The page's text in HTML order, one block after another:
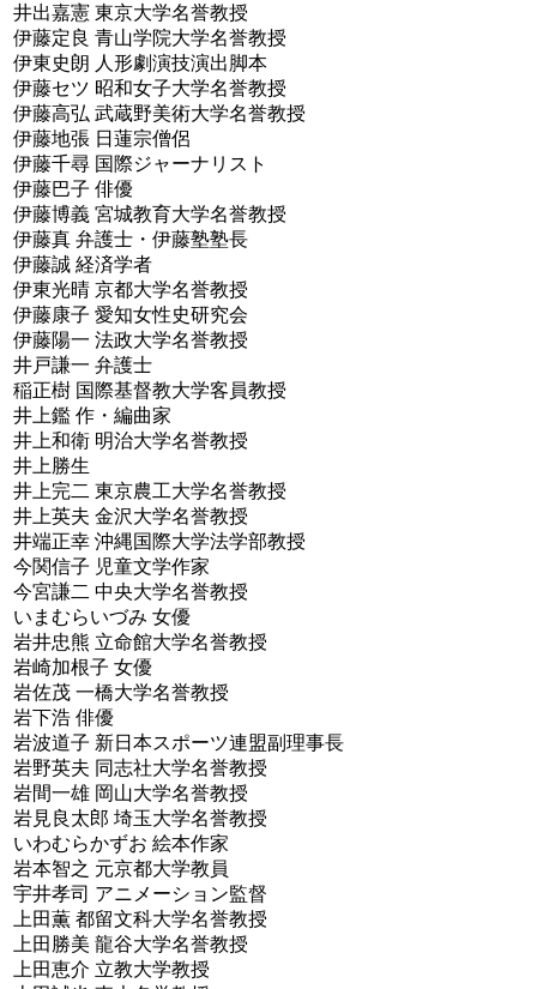
井出嘉憲 東京大学名誉教授
伊藤定良 青山学院大学名誉教授
伊東史朗 人形劇演技演出脚本
伊藤セツ 昭和女子大学名誉教授
伊藤高弘 武蔵野美術大学名誉教授
伊藤地張 日蓮宗僧侶
伊藤千尋 国際ジャーナリスト
伊藤巴子 俳優
伊藤博義 宮城教育大学名誉教授
伊藤真 弁護士・伊藤塾塾長
伊藤誠 経済学者
伊東光晴 京都大学名誉教授
伊藤康子 愛知女性史研究会
伊藤陽一 法政大学名誉教授
井戸謙一 弁護士
稲正樹 国際基督教大学客員教授
井上鑑 作・編曲家
井上和衛 明治大学名誉教授
井上勝生
井上完二 東京農工大学名誉教授
井上英夫 金沢大学名誉教授
井端正幸 沖縄国際大学法学部教授
今関信子 児童文学作家
今宮謙二 中央大学名誉教授
いまむらいづみ 女優
岩井忠熊 立命館大学名誉教授
岩崎加根子 女優
岩佐茂 一橋大学名誉教授
岩下浩 俳優
岩波道子 新日本スポーツ連盟副理事長
岩野英夫 同志社大学名誉教授
岩間一雄 岡山大学名誉教授
岩見良太郎 埼玉大学名誉教授
いわむらかずお 絵本作家
岩本智之 元京都大学教員
宇井孝司 アニメーション監督
上田薫 都留文科大学名誉教授
上田勝美 龍谷大学名誉教授
上田恵介 立教大学教授